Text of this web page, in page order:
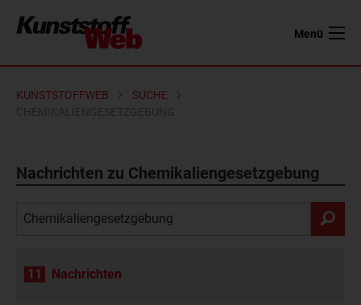
Menü
KUNSTSTOFFWEB
SUCHE
Nachrichten zu Chemikaliengesetzgebung
11 Nachrichten